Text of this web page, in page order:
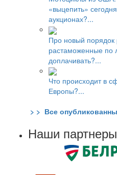
«выцепить»
аукционах?...
Про новый порядок
растаможенные по
доплачивать?...
Что происходит в
Европы?...
> > Все
Наши партнеры